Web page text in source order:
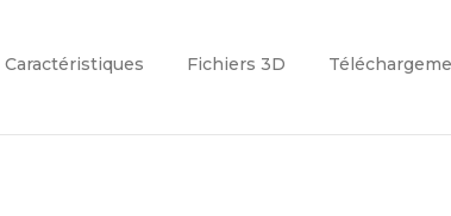
Caractéristiques Fichiers 3D